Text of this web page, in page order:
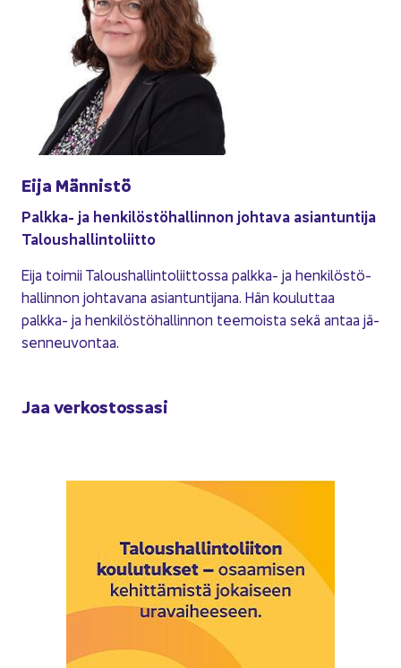
Eija Män­nis­tö
Palkka-​ ja hen­ki­lös­tö­hal­lin­non joh­ta­va asian­tun­ti­ja
Ta­lous­hal­lin­to­liit­to
Eija toi­mii Ta­lous­hal­lin­to­liit­tos­sa palkka-​ ja hen­ki­lös­tö­
hal­lin­non joh­ta­va­na asian­tun­ti­ja­na. Hän kou­lut­taa
palkka-​ ja hen­ki­lös­tö­hal­lin­non tee­mois­ta sekä antaa jä­
sen­neu­von­taa.
Jaa ver­kos­tos­sa­si